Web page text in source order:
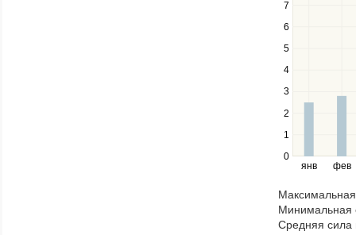
янв фев
0
1
2
3
4
5
6
7
to
navigate
series.
Use
the
and
right
navigate
through
items
Минимальная
Средняя сила